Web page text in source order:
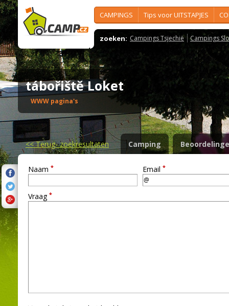
CAMPINGS Tips voor UITSTAPJES
zoeken: Campings Tsjechië Campings
tábořiště Loket
WWW pagina's
<<Terug- zoekresultaten Camping
Naam * Email *
Vraag *